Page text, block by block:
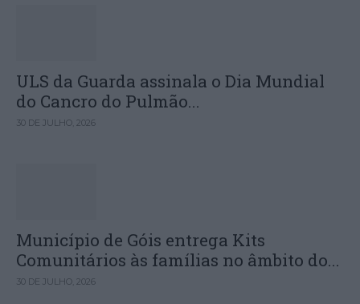
ULS da Guarda assinala o Dia Mundial
do Cancro do Pulmão...
30 DE JULHO, 2026
Município de Góis entrega Kits
Comunitários às famílias no âmbito do...
30 DE JULHO, 2026